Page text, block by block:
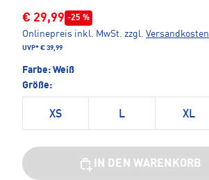
€ 29,99 -25 %
Onlinepreis inkl. MwSt. zzgl. Versandkosten
UVP* € 39,99
Farbe: Weiß
Größe:
XS L XL
IN DEN WARENKORB